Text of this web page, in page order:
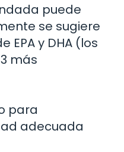
puede
se sugiere
EPA y DHA (los
más
para
adecuada